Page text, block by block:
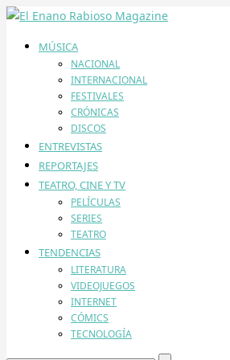
MÚSICA
NACIONAL
INTERNACIONAL
FESTIVALES
CRÓNICAS
DISCOS
ENTREVISTAS
REPORTAJES
TEATRO, CINE Y TV
PELÍCULAS
SERIES
TEATRO
TENDENCIAS
LITERATURA
VIDEOJUEGOS
INTERNET
CÓMICS
TECNOLOGÍA